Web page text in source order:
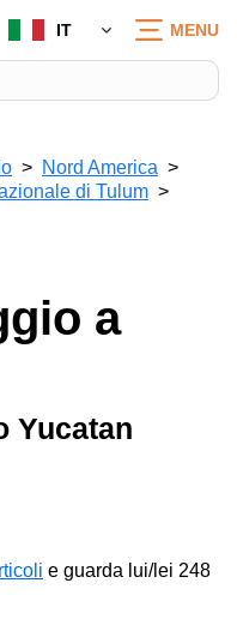
IT MENU
Nord America
di Tulum
a
Yucatan
e guarda lui/lei 248